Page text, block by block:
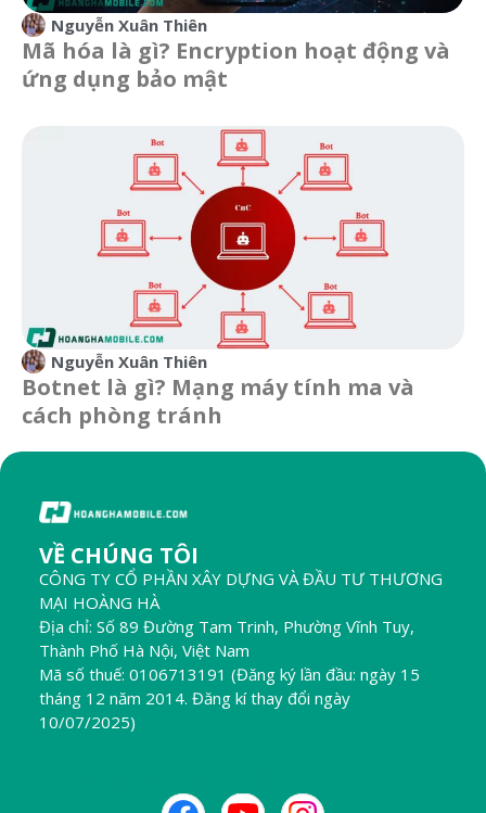
Nguyễn Xuân Thiên
Mã hóa là gì? Encryption hoạt động và
ứng dụng bảo mật
Nguyễn Xuân Thiên
Botnet là gì? Mạng máy tính ma và
cách phòng tránh
VỀ CHÚNG TÔI
CÔNG TY CỔ PHẦN XÂY DỰNG VÀ ĐẦU TƯ THƯƠNG
MẠI HOÀNG HÀ
Địa chỉ: Số 89 Đường Tam Trinh, Phường Vĩnh Tuy,
Thành Phố Hà Nội, Việt Nam
Mã số thuế: 0106713191 (Đăng ký lần đầu: ngày 15
tháng 12 năm 2014. Đăng kí thay đổi ngày
10/07/2025)